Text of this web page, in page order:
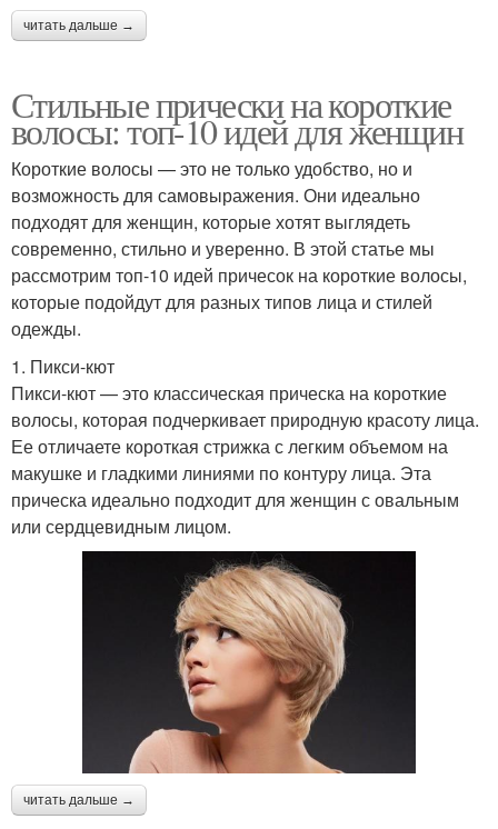
читать дальше →
Стильные прически на короткие
волосы: топ-10 идей для женщин
Короткие волосы — это не только удобство, но и
возможность для самовыражения. Они идеально
подходят для женщин, которые хотят выглядеть
современно, стильно и уверенно. В этой статье мы
рассмотрим топ-10 идей причесок на короткие волосы,
которые подойдут для разных типов лица и стилей
одежды.
1. Пикси-кют
Пикси-кют — это классическая прическа на короткие
волосы, которая подчеркивает природную красоту лица.
Ее отличаете короткая стрижка с легким объемом на
макушке и гладкими линиями по контуру лица. Эта
прическа идеально подходит для женщин с овальным
или сердцевидным лицом.
читать дальше →